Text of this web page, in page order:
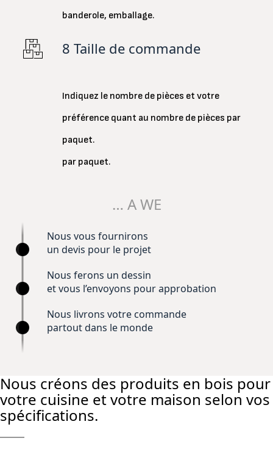
banderole, emballage.
8 Taille de commande
Indiquez le nombre de pièces et votre
préférence quant au nombre de pièces par
paquet.
par paquet.
… A WE
Nous vous fournirons
un devis pour le projet
Nous ferons un dessin
et vous l’envoyons pour approbation
Nous livrons votre commande
partout dans le monde
Nous créons des produits en bois pour
votre cuisine et votre maison selon vos
spécifications.